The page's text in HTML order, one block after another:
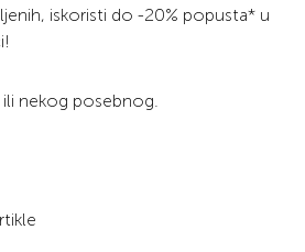
iskoristi do -20% popusta* u
nekog posebnog.